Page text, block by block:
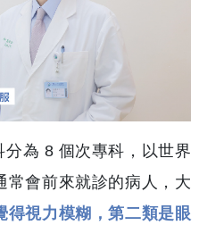
為 8 個次專科，以世界
常會前來就診的病人，大
得視力模糊，第二類是眼